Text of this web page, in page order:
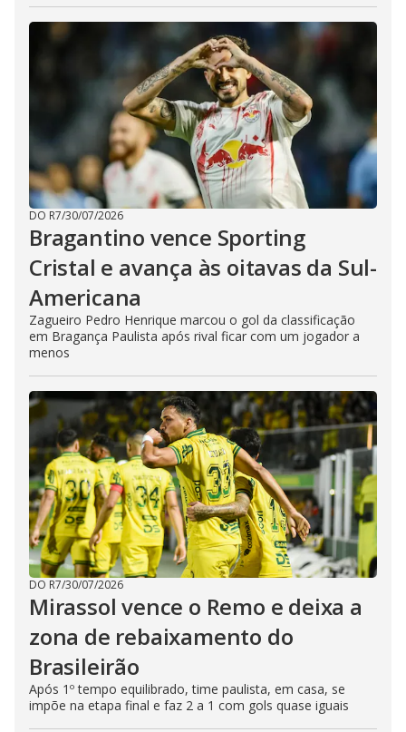
DO R7/30/07/2026
Bragantino vence Sporting
Cristal e avança às oitavas da Sul-
Americana
Zagueiro Pedro Henrique marcou o gol da classificação
em Bragança Paulista após rival ficar com um jogador a
menos
DO R7/30/07/2026
Mirassol vence o Remo e deixa a
zona de rebaixamento do
Brasileirão
Após 1º tempo equilibrado, time paulista, em casa, se
impõe na etapa final e faz 2 a 1 com gols quase iguais